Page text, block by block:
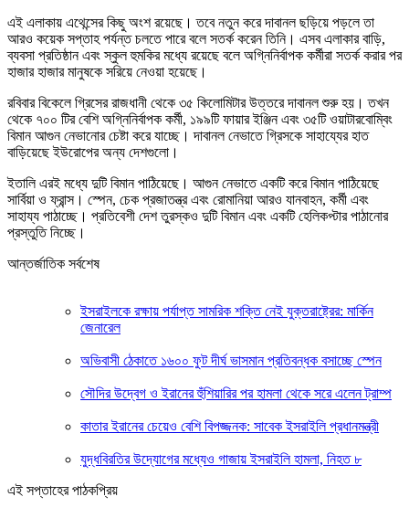
এই এলাকায় এথেন্সের কিছু অংশ রয়েছে। তবে নতুন করে দাবানল ছড়িয়ে পড়লে তা
আরও কয়েক সপ্তাহ পর্যন্ত চলতে পারে বলে সতর্ক করেন তিনি। এসব এলাকার বাড়ি,
ব্যবসা প্রতিষ্ঠান এবং স্কুল হুমকির মধ্যে রয়েছে বলে অগ্নিনির্বাপক কর্মীরা সতর্ক করার পর
হাজার হাজার মানুষকে সরিয়ে নেওয়া হয়েছে।
রবিবার বিকেলে গ্রিসের রাজধানী থেকে ৩৫ কিলোমিটার উত্তরে দাবানল শুরু হয়। তখন
থেকে ৭০০ টির বেশি অগ্নিনির্বাপক কর্মী, ১৯৯টি ফায়ার ইঞ্জিন এবং ৩৫টি ওয়াটারবোম্বিং
বিমান আগুন নেভানোর চেষ্টা করে যাচ্ছে। দাবানল নেভাতে গ্রিসকে সাহায্যের হাত
বাড়িয়েছে ইউরোপের অন্য দেশগুলো।
ইতালি এরই মধ্যে দুটি বিমান পাঠিয়েছে। আগুন নেভাতে একটি করে বিমান পাঠিয়েছে
সার্বিয়া ও ফ্রান্স। স্পেন, চেক প্রজাতন্ত্র এবং রোমানিয়া আরও যানবাহন, কর্মী এবং
সাহায্য পাঠাচ্ছে। প্রতিবেশী দেশ তুরস্কও দুটি বিমান এবং একটি হেলিকপ্টার পাঠানোর
প্রস্তুতি নিচ্ছে।
আন্তর্জাতিক সর্বশেষ
ইসরাইলকে রক্ষায় পর্যাপ্ত সামরিক শক্তি নেই যুক্তরাষ্ট্রের: মার্কিন
জেনারেল
অভিবাসী ঠেকাতে ১৬০০ ফুট দীর্ঘ ভাসমান প্রতিবন্ধক বসাচ্ছে স্পেন
সৌদির উদ্বেগ ও ইরানের হুঁশিয়ারির পর হামলা থেকে সরে এলেন ট্রাম্প
কাতার ইরানের চেয়েও বেশি বিপজ্জনক: সাবেক ইসরাইলি প্রধানমন্ত্রী
যুদ্ধবিরতির উদ্যোগের মধ্যেও গাজায় ইসরাইলি হামলা, নিহত ৮
এই সপ্তাহের পাঠকপ্রিয়